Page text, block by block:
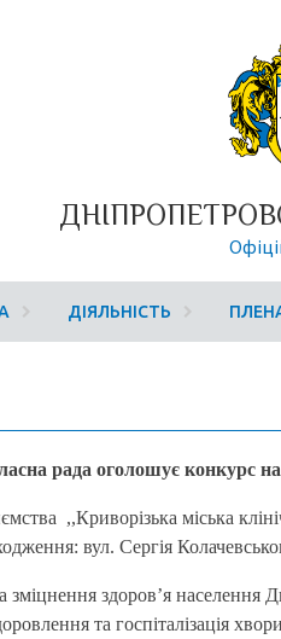
ДІЯЛЬНІСТЬ
рада оголошує конкурс
,,Криворізька міська
вул. Сергія
здоров’я населення
та госпіталізація